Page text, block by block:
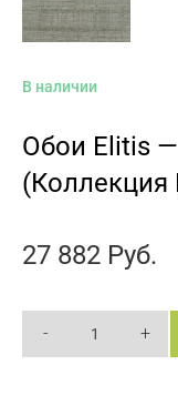
В наличии
Обои Elitis —
(Коллекция
27 882 Руб.
- +